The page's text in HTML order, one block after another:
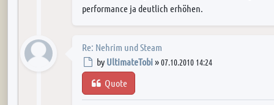
performance ja deutlich erhöhen.
Re: Nehrim und Steam
Post
by UltimateTobi»07.10.2010 14:24
Quote